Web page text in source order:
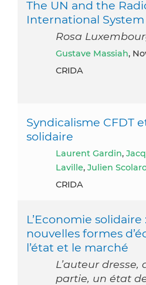
The UN and the
International System
Rosa
Gustave Massiah,
CRIDA
Syndicalisme CFDT
solidaire
Laurent Gardin,
Laville, Julien
CRIDA
L’Economie
nouvelles formes
l’état et le marché
L’auteur
partie, un état